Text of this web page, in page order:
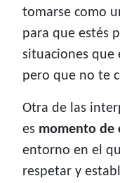
tomarse como
para que estés
situaciones que
pero que no te
Otra de las
es momento de
entorno en el
respetar y